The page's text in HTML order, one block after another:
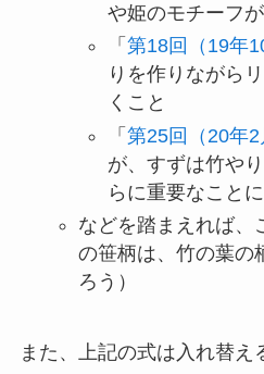
や姫のモチーフ
「 第18回（19年
りを作りながら
くこと
「 第25回（20年2
が、すずは竹や
らに重要なこと
などを踏まえれば、
の笹柄は、竹の葉の
ろう）
また、上記の式は入れ替